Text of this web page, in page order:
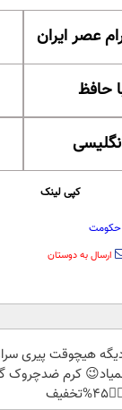
عصر ایران
حافظ
کپی لینک
حکومت
ارسال به دوستان
هیچوقت پیری
کرم ضدچروک